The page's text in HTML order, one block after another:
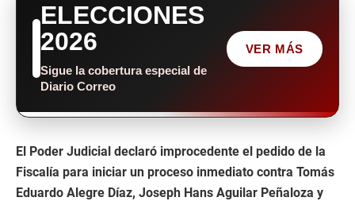
ELECCIONES
2026
Sigue la cobertura especial de
Diario Correo
VER MÁS
El Poder Judicial declaró improcedente el pedido de la
Fiscalía para iniciar un proceso inmediato contra Tomás
Eduardo Alegre Díaz, Joseph Hans Aguilar Peñaloza y